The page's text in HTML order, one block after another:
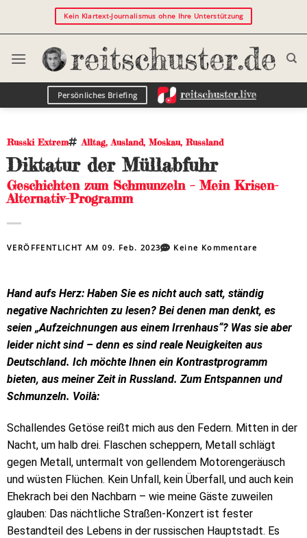
Kein Klartext-Journalismus ohne Ihre Unterstützung
Persönliches Briefing
Russki Extrem Alltag, Ausland, Moskau, Russland
Diktatur der Müllabfuhr
Geschichten zum Schmunzeln – Mein Krisen-
Alternativ-Programm
VERÖFFENTLICHT AM09. Feb. 2023 Keine Kommentare
Hand aufs Herz: Haben Sie es nicht auch satt, ständig
negative Nachrichten zu lesen? Bei denen man denkt, es
seien „Aufzeichnungen aus einem Irrenhaus“? Was sie aber
leider nicht sind – denn es sind reale Neuigkeiten aus
Deutschland. Ich möchte Ihnen ein Kontrastprogramm
bieten, aus meiner Zeit in Russland. Zum Entspannen und
Schmunzeln. Voilà:
Schallendes Getöse reißt mich aus den Federn. Mitten in der
Nacht, um halb drei. Flaschen scheppern, Metall schlägt
gegen Metall, untermalt von gellendem Motorengeräusch
und wüsten Flüchen. Kein Unfall, kein Überfall, und auch kein
Ehekrach bei den Nachbarn – wie meine Gäste zuweilen
glauben: Das nächtliche Straßen-Konzert ist fester
Bestandteil des Lebens in der russischen Hauptstadt. Es